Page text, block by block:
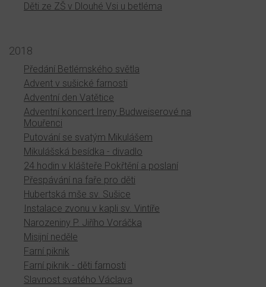
Děti ze ZŠ v Dlouhé Vsi u betléma
2018
Předání Betlémského světla
Advent v sušické farnosti
Adventní den Vatětice
Adventní koncert Ireny Budweiserové na
Mouřenci
Putování se svatým Mikulášem
Mikulášská besídka - divadlo
24 hodin v klášteře Pokřtění a poslaní
Přespávání na faře pro děti
Hubertská mše sv. Sušice
Instalace zvonu v kapli sv. Vintíře
Narozeniny P. Jiřího Voráčka
Misijní neděle
Farní piknik
Farní piknik - děti farnosti
Slavnost svatého Václava